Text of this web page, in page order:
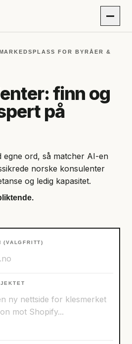
FOR BYRÅER &
finn og
på
egne ord, så matcher AI-en
norske konsulenter
og ledig kapasitet.